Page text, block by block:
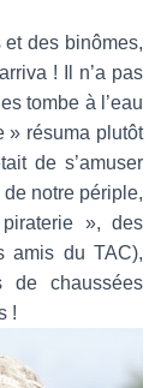
des binômes,
! Il n’a pas
tombe à l’eau
» résuma plutôt
de s’amuser
de notre périple,
», des
amis du TAC),
de chaussées
!